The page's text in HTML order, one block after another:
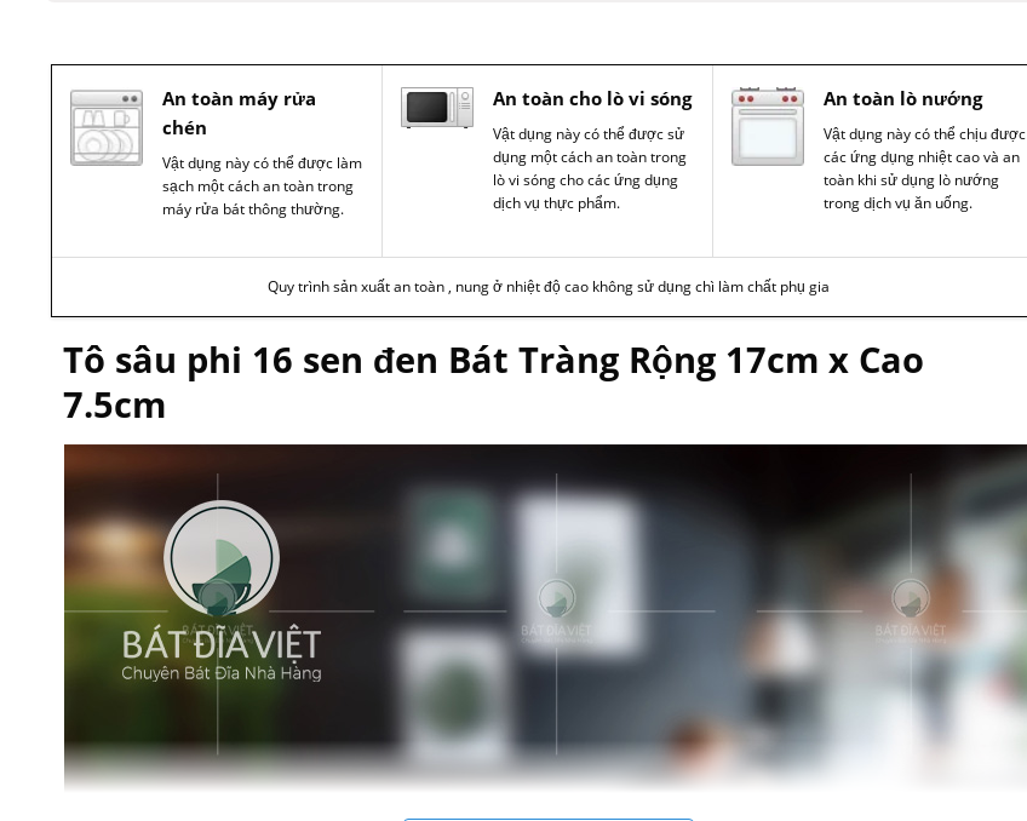
An toàn máy rửa
chén
Vật dụng này có thể được làm
sạch một cách an toàn trong
máy rửa bát thông thường.
An toàn cho lò vi sóng
Vật dụng này có thể được sử
dụng một cách an toàn trong
lò vi sóng cho các ứng dụng
dịch vụ thực phẩm.
An toàn lò nướng
Vật dụng này có thể chịu được
các ứng dụng nhiệt cao và an
toàn khi sử dụng lò nướng
trong dịch vụ ăn uống.
Quy trình sản xuất an toàn , nung ở nhiệt độ cao không sử dụng chì làm chất phụ gia
Tô sâu phi 16 sen đen Bát Tràng Rộng 17cm x Cao
7.5cm